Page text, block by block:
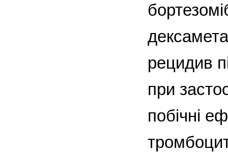
рецидив
при
побічні